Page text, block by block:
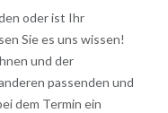
oder ist Ihr
Sie es uns wissen!
und der
passenden und
dem Termin ein